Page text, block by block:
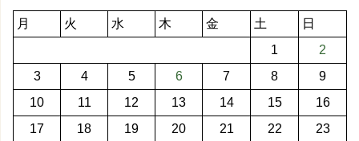
月 火 水 木 金 土
日
1
2
3
4 5 6 7 8
9
10
11 12 13 14 15
16
17
18 19 20 21 22
23